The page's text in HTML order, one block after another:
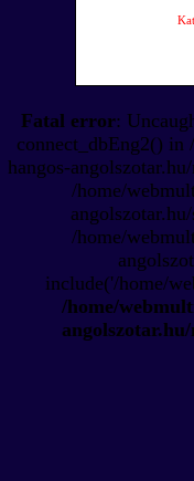
Fatal error:
connect_dbEng2() in
hangos-
/home/
/home/
include('/home/
/home/